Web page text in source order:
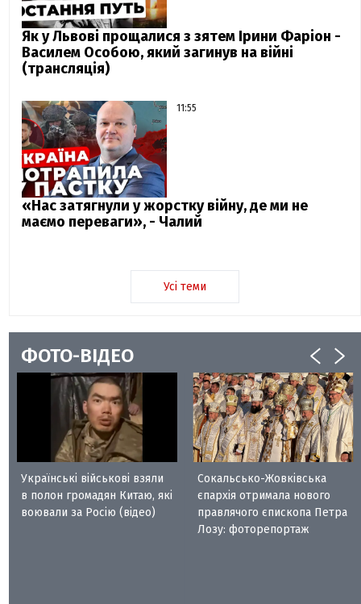
Як у Львові прощалися з зятем Ірини Фаріон -
Василем Особою, який загинув на війні
(трансляція)
11:55
«Нас затягнули у жорстку війну, де ми не
маємо переваги», - Чалий
Усі теми
ФОТО-ВІДЕО
Українські військові взяли
в полон громадян Китаю, які
воювали за Росію (відео)
Сокальсько-Жовківська
єпархія отримала нового
правлячого єпископа Петра
Лозу: фоторепортаж